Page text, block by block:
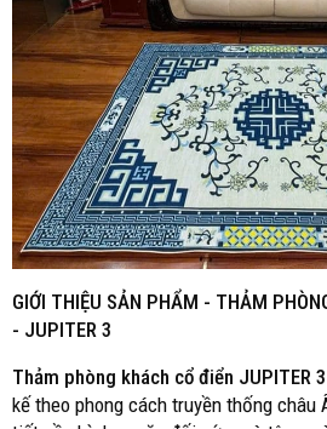
GIỚI THIỆU SẢN PHẨM - THẢM
- JUPITER 3
Thảm phòng khách cổ điển JUPITER
kế theo phong cách truyền thống châu